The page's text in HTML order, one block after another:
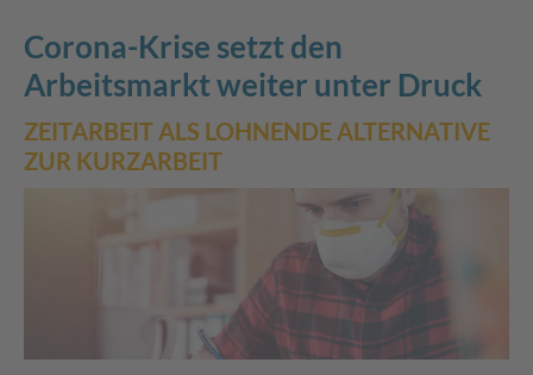
Corona-Krise setzt den
Arbeitsmarkt weiter unter Druck
ZEITARBEIT ALS LOHNENDE ALTERNATIVE
ZUR KURZARBEIT